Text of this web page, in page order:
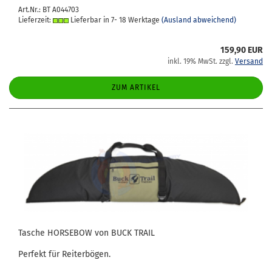
Art.Nr.: BT A044703
Lieferzeit:
Lieferbar in 7- 18 Werktage (Ausland abweichend)
159,90 EUR
inkl. 19% MwSt. zzgl. Versand
ZUM ARTIKEL
Ta­sche HOR­SE­BOW von BUCK TRAIL
Per­fekt für Rei­ter­bö­gen.